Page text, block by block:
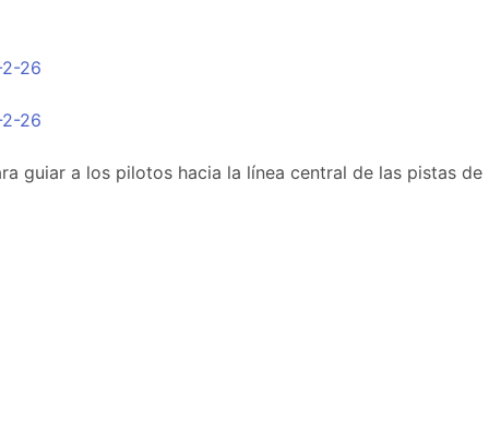
26
26
guiar a los pilotos hacia la línea central de las pistas de